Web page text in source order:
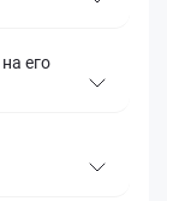
его